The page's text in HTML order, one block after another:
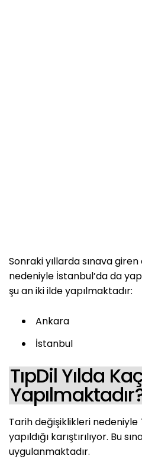
Sonraki yıllarda sınava giren
nedeniyle İstanbul’da da
şu an iki ilde yapılmaktadır:
Ankara
İstanbul
TıpDil Yılda
Tarih değişiklikleri nedeniyle
yapıldığı karıştırılıyor. Bu
uygulanmaktadır.